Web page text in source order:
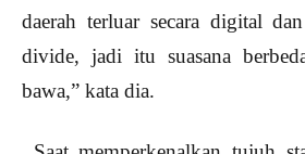
daerah terluar secara digital
divide, jadi itu suasana
bawa,” kata dia.